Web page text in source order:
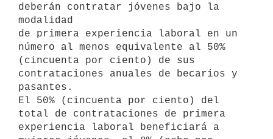
deberán contratar jóvenes bajo la
modalidad
de primera experiencia laboral en un
número al menos equivalente al 50%
(cincuenta por ciento) de sus
contrataciones anuales de becarios y
pasantes.
El 50% (cincuenta por ciento) del
total de contrataciones de primera
experiencia laboral beneficiará a